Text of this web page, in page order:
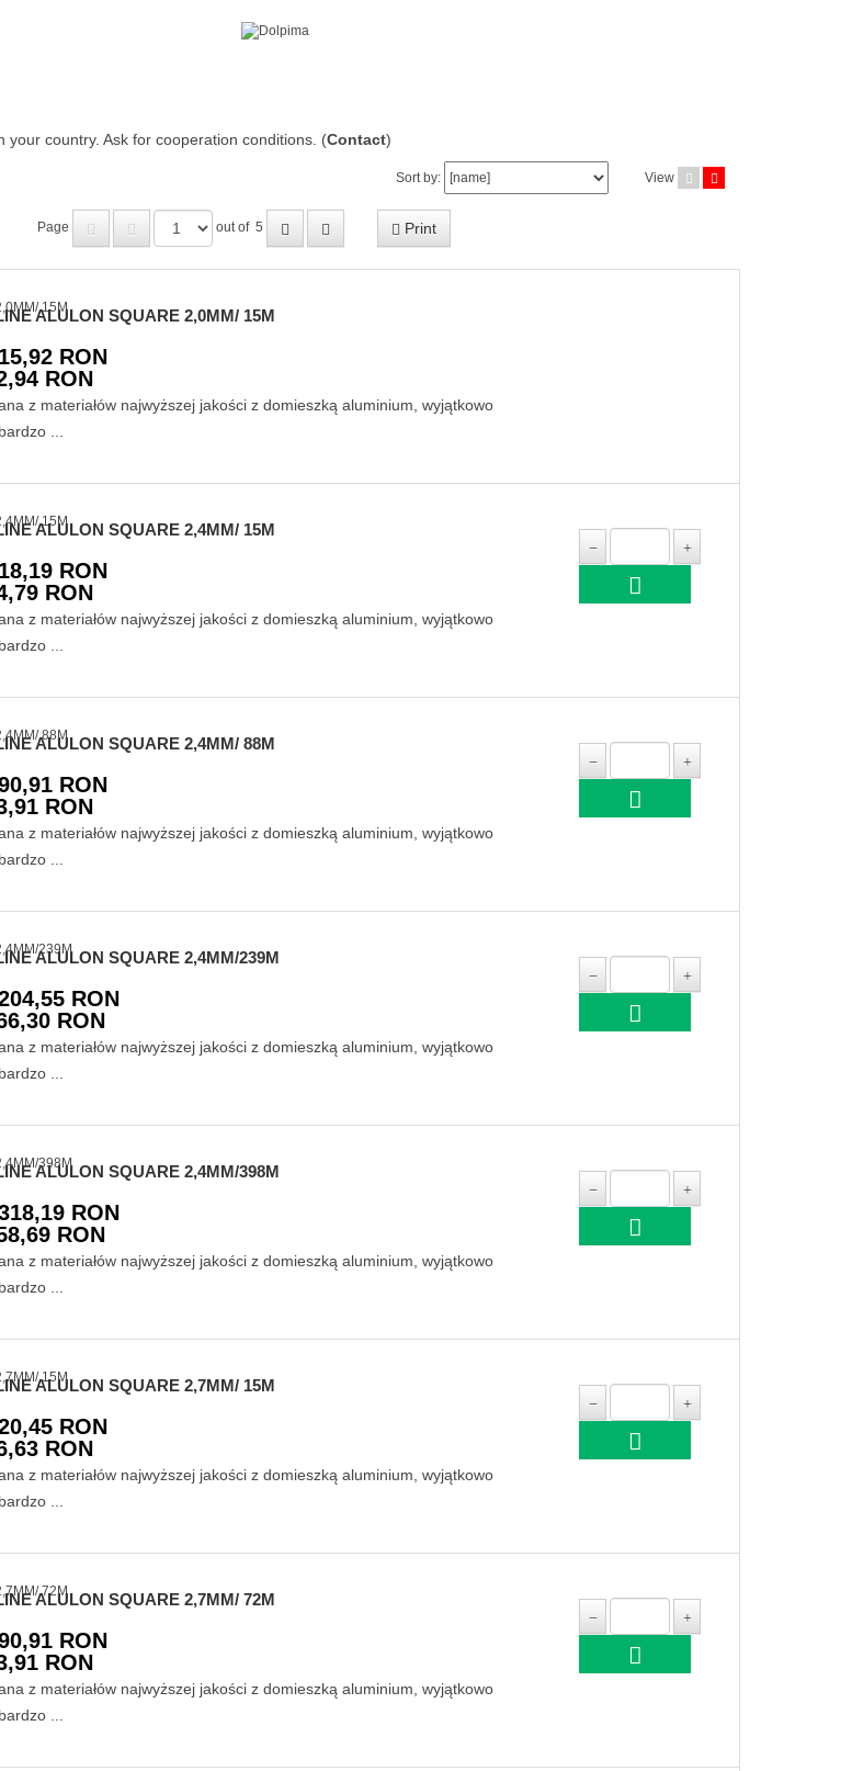
your country. Ask for cooperation conditions. (Contact)
Sort by: View
Page out of 5 Print
ALULON SQUARE 2,0MM/ 15M
15,92 RON
RON
z materiałów najwyższej jakości z domieszką aluminium, wyjątkowo
...
ALULON SQUARE 2,4MM/ 15M
18,19 RON
RON
z materiałów najwyższej jakości z domieszką aluminium, wyjątkowo
...
ALULON SQUARE 2,4MM/ 88M
RON
RON
z materiałów najwyższej jakości z domieszką aluminium, wyjątkowo
...
ALULON SQUARE 2,4MM/239M
RON
RON
z materiałów najwyższej jakości z domieszką aluminium, wyjątkowo
...
ALULON SQUARE 2,4MM/398M
RON
RON
z materiałów najwyższej jakości z domieszką aluminium, wyjątkowo
...
ALULON SQUARE 2,7MM/ 15M
RON
RON
z materiałów najwyższej jakości z domieszką aluminium, wyjątkowo
...
ALULON SQUARE 2,7MM/ 72M
RON
RON
z materiałów najwyższej jakości z domieszką aluminium, wyjątkowo
...